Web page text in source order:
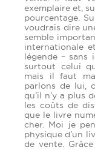
exemplaire et,
pourcentage.
voudrais dire
semble
internationale
légende – sans
surtout celui
mais il faut
parlons de lui,
qu’il n’y a plus
les coûts de
que le livre
cher. Moi je
physique d’un
de vente.